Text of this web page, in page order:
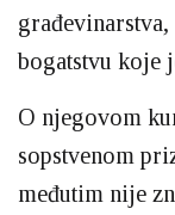
bogatstvu koje
O njegovom
sopstvenom
međutim nije